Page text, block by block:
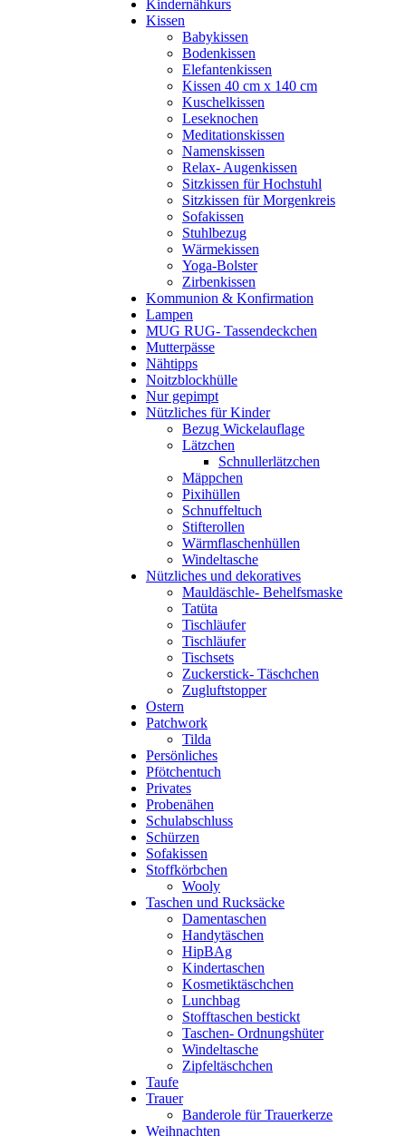
Kindernähkurs
Kissen
Babykissen
Bodenkissen
Elefantenkissen
Kissen 40 cm x 140 cm
Kuschelkissen
Leseknochen
Meditationskissen
Namenskissen
Relax- Augenkissen
Sitzkissen für Hochstuhl
Sitzkissen für Morgenkreis
Sofakissen
Stuhlbezug
Wärmekissen
Yoga-Bolster
Zirbenkissen
Kommunion & Konfirmation
Lampen
MUG RUG- Tassendeckchen
Mutterpässe
Nähtipps
Noitzblockhülle
Nur gepimpt
Nützliches für Kinder
Bezug Wickelauflage
Lätzchen
Schnullerlätzchen
Mäppchen
Pixihüllen
Schnuffeltuch
Stifterollen
Wärmflaschenhüllen
Windeltasche
Nützliches und dekoratives
Mauldäschle- Behelfsmaske
Tatüta
Tischläufer
Tischläufer
Tischsets
Zuckerstick- Täschchen
Zugluftstopper
Ostern
Patchwork
Tilda
Persönliches
Pfötchentuch
Privates
Probenähen
Schulabschluss
Schürzen
Sofakissen
Stoffkörbchen
Wooly
Taschen und Rucksäcke
Damentaschen
Handytäschen
HipBAg
Kindertaschen
Kosmetiktäschchen
Lunchbag
Stofftaschen bestickt
Taschen- Ordnungshüter
Windeltasche
Zipfeltäschchen
Taufe
Trauer
Banderole für Trauerkerze
Weihnachten